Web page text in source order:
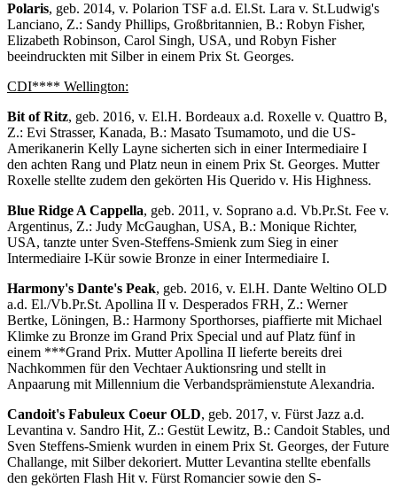
Polaris, geb. 2014, v. Polarion TSF a.d. El.St. Lara v. St.Ludwig's
Lanciano, Z.: Sandy Phillips, Großbritannien, B.: Robyn Fisher,
Elizabeth Robinson, Carol Singh, USA, und Robyn Fisher
beeindruckten mit Silber in einem Prix St. Georges.
CDI**** Wellington:
Bit of Ritz, geb. 2016, v. El.H. Bordeaux a.d. Roxelle v. Quattro B,
Z.: Evi Strasser, Kanada, B.: Masato Tsumamoto, und die US-
Amerikanerin Kelly Layne sicherten sich in einer Intermediaire I
den achten Rang und Platz neun in einem Prix St. Georges. Mutter
Roxelle stellte zudem den gekörten His Querido v. His Highness.
Blue Ridge A Cappella, geb. 2011, v. Soprano a.d. Vb.Pr.St. Fee v.
Argentinus, Z.: Judy McGaughan, USA, B.: Monique Richter,
USA, tanzte unter Sven-Steffens-Smienk zum Sieg in einer
Intermediaire I-Kür sowie Bronze in einer Intermediaire I.
Harmony's Dante's Peak, geb. 2016, v. El.H. Dante Weltino OLD
a.d. El./Vb.Pr.St. Apollina II v. Desperados FRH, Z.: Werner
Bertke, Löningen, B.: Harmony Sporthorses, piaffierte mit Michael
Klimke zu Bronze im Grand Prix Special und auf Platz fünf in
einem ***Grand Prix. Mutter Apollina II lieferte bereits drei
Nachkommen für den Vechtaer Auktionsring und stellt in
Anpaarung mit Millennium die Verbandsprämienstute Alexandria.
Candoit's Fabuleux Coeur OLD, geb. 2017, v. Fürst Jazz a.d.
Levantina v. Sandro Hit, Z.: Gestüt Lewitz, B.: Candoit Stables, und
Sven Steffens-Smienk wurden in einem Prix St. Georges, der Future
Challange, mit Silber dekoriert. Mutter Levantina stellte ebenfalls
den gekörten Flash Hit v. Fürst Romancier sowie den S-